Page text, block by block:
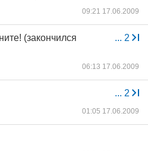
09:21 17.06.2009
... 2
(закончился
06:13 17.06.2009
... 2
01:05 17.06.2009